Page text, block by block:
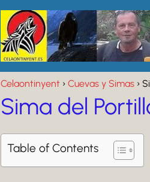
Celaontinyent Cuevas y Simas
Sima del
Table of Contents